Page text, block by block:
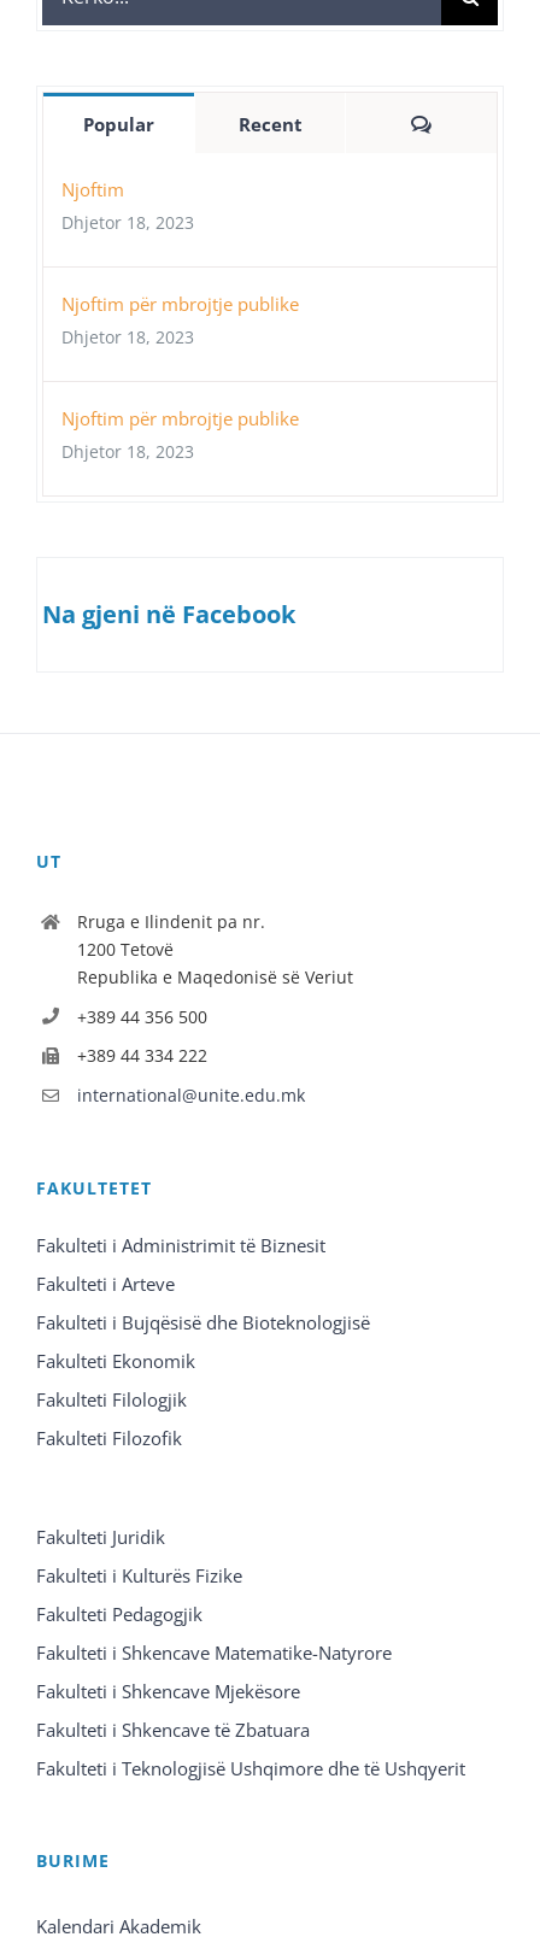
for:
Popular Recent Comments
Njoftim
Dhjetor 18, 2023
Njoftim për mbrojtje publike
Dhjetor 18, 2023
Njoftim për mbrojtje publike
Dhjetor 18, 2023
Na gjeni në Facebook
UT
Rruga e Ilindenit pa nr.
1200 Tetovë
Republika e Maqedonisë së Veriut
+389 44 356 500
+389 44 334 222
international@unite.edu.mk
FAKULTETET
Fakulteti i Administrimit të Biznesit
Fakulteti i Arteve
Fakulteti i Bujqësisë dhe Bioteknologjisë
Fakulteti Ekonomik
Fakulteti Filologjik
Fakulteti Filozofik
Fakulteti Juridik
Fakulteti i Kulturës Fizike
Fakulteti Pedagogjik
Fakulteti i Shkencave Matematike-Natyrore
Fakulteti i Shkencave Mjekësore
Fakulteti i Shkencave të Zbatuara
Fakulteti i Teknologjisë Ushqimore dhe të Ushqyerit
BURIME
Kalendari Akademik